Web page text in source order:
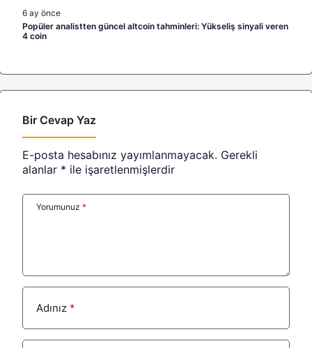
6 ay önce
Popüler analistten güncel altcoin tahminleri: Yükseliş sinyali veren
4 coin
Bir Cevap Yaz
E-posta hesabınız yayımlanmayacak. Gerekli
alanlar * ile işaretlenmişlerdir
Yorumunuz *
Adınız *